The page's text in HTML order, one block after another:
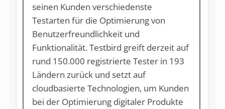
seinen Kunden verschiedenste
Testarten für die Optimierung von
Benutzerfreundlichkeit und
Funktionalität. Testbird greift derzeit auf
rund 150.000 registrierte Tester in 193
Ländern zurück und setzt auf
cloudbasierte Technologien, um Kunden
bei der Optimierung digitaler Produkte